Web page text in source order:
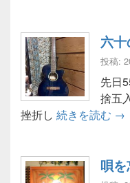
六
投稿:
先日
捨五
挫折し 続きを読む 六
→
唄